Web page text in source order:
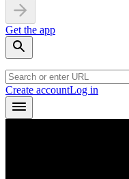
Get the app
Create accountLog in